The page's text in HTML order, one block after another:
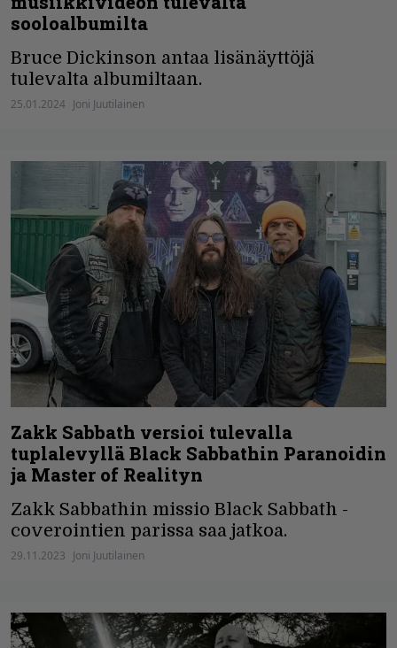
sooloalbumilta
Bruce Dickinson antaa lisänäyttöjä
tulevalta albumiltaan.
25.01.2024 Joni Juutilainen
Zakk Sabbath versioi tulevalla
tuplalevyllä Black Sabbathin Paranoidin
ja Master of Realityn
Zakk Sabbathin missio Black Sabbath -
coverointien parissa saa jatkoa.
29.11.2023 Joni Juutilainen